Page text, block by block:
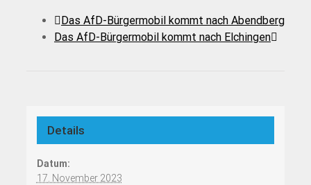
Das AfD-Bürgermobil kommt nach Abendberg
Das AfD-Bürgermobil kommt nach Elchingen
Details
Datum:
17. November 2023